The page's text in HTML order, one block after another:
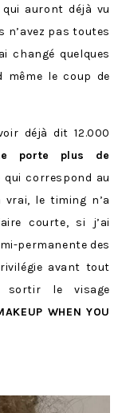
auront déjà vu
n’avez pas toutes
changé quelques
même le coup de
déjà dit 12.000
porte plus de
qui correspond au
vrai, le timing n’a
courte, si j’ai
permanente des
avant tout
sortir le visage
WHEN YOU